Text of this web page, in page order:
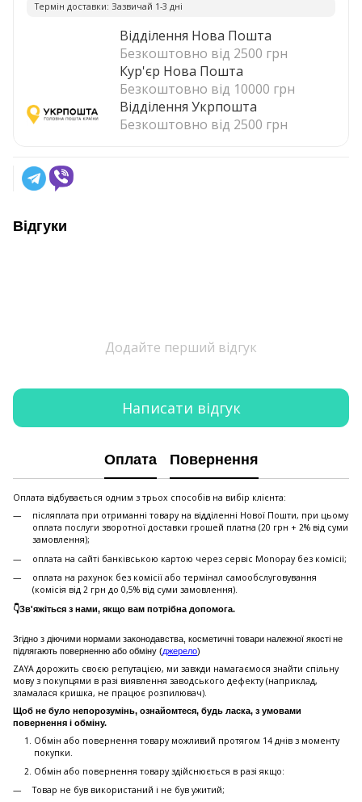
Термiн доставки: Зазвичай 1-3 днi
Відділення Нова Пошта
Безкоштовно від 2500 грн
Кур'єр Нова Пошта
Безкоштовно від 10000 грн
Відділення Укрпошта
Безкоштовно від 2500 грн
Відгуки
Додайте перший відгук
Написати відгук
Оплата Повернення
Оплата відбувається одним з трьох способів на вибір клієнта:
післяплата при отриманні товару на відділенні Нової Пошти, при цьому
оплата послуги зворотної доставки грошей платна (20 грн + 2% від суми
замовлення);
оплата на сайті банківською картою через сервіс Monopay без комісії;
оплата на рахунок без комісії або термінал самообслуговування
(комісія від 2 грн до 0,5% від суми замовлення).
👇Зв'яжіться з нами, якщо вам потрібна допомога.
Згідно з діючими нормами законодавства, косметичні товари належної якості не
підлягають поверненню або обміну (джерело)
ZAYA дорожить своєю репутацією, ми завжди намагаємося знайти спільну
мову з покупцями в разі виявлення заводського дефекту (наприклад,
зламалася кришка, не працює розпилювач).
Щоб не було непорозумінь, ознайомтеся, будь ласка, з умовами
повернення і обміну.
Обмін або повернення товару можливий протягом 14 днів з моменту
покупки.
Обмiн або повернення товару здійснюється в разі якщо:
Товар не був використаний і не був ужитий;